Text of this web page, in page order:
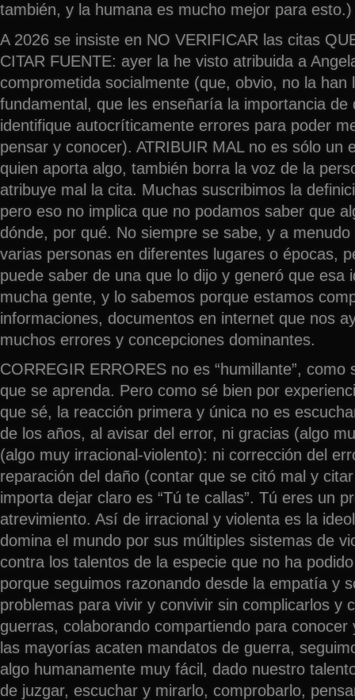
también, y la humana es mucho mejor para esto.)
A 2026 se insiste en NO VERIFICAR las citas
CITAR FUENTE: ayer la he visto atribuida a
comprometida socialmente (que, obvio, no la han
fundamental, que les enseñaría la importancia de
identifique autocríticamente errores para poder
pensar y conocer). ATRIBUIR MAL no es sólo un
quien aporta algo, también borra la voz de la
atribuye mal la cita. Muchas suscribimos la
pero eso no implica que no podamos saber que
dónde, por qué. No siempre se sabe, y a
varias personas en diferentes lugares o épocas,
puede saber de una que lo dijo y generó que esa
mucha gente, y lo sabemos porque estamos
informaciones, documentos en internet que nos
muchos errores y concepciones dominantes.
CORREGIR ERRORES no es “humillante”, como
que se aprenda. Pero como sé bien por
que sé, la reacción primera y única no es
de los años, al avisar del error, ni gracias (algo
(algo muy irracional-violento): ni corrección del
reparación del daño (contar que se citó mal y
importa dejar claro es “Tú te callas”. Tú eres un
atrevimiento. Así de irracional y violenta es la
domina el mundo por sus múltiples sistemas de
contra los talentos de la especie que no ha
porque seguimos razonando desde la empatía y
problemas para vivir y convivir sin complicarlos y
guerras, colaborando compartiendo para conocer
las mayorías acaten mandatos de guerra,
algo humanamente muy fácil, dado nuestro
de juzgar, escuchar y mirarlo, comprobarlo,